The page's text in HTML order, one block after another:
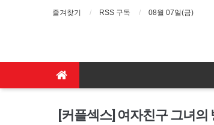
즐겨찾기 RSS 구독 08월 07일(금)
[커플섹스] 여자친구 그녀